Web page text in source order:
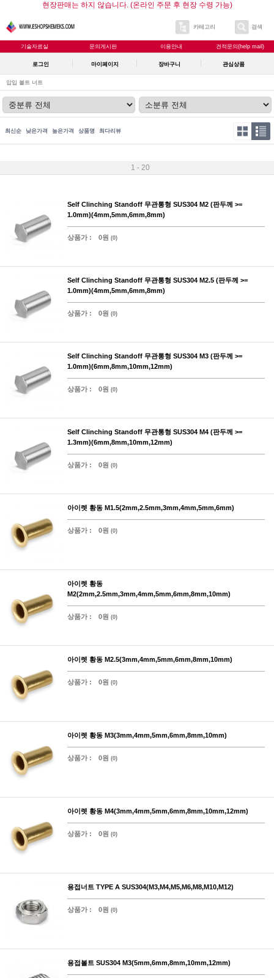
현장판매는 하지 않습니다. (온라인 주문 후 현장 수령 가능)
카테고리 검색
기술자료실 문의게시판 이용안내 견적문의(help mail)
로그인 마이페이지 장바구니 관심상품
압입 볼트 너트
최신순 낮은가격 높은가격 상품명 최다리뷰
1 - 20
Self Clinching Standoff 무관통형 SUS304 M2 (판두께 >=
1.0mm)(4mm,5mm,6mm,8mm)
상품가 : 0원 (0)
Self Clinching Standoff 무관통형 SUS304 M2.5 (판두께 >=
1.0mm)(4mm,5mm,6mm,8mm)
상품가 : 0원 (0)
Self Clinching Standoff 무관통형 SUS304 M3 (판두께 >=
1.0mm)(6mm,8mm,10mm,12mm)
상품가 : 0원 (0)
Self Clinching Standoff 무관통형 SUS304 M4 (판두께 >=
1.3mm)(6mm,8mm,10mm,12mm)
상품가 : 0원 (0)
아이렛 황동 M1.5(2mm,2.5mm,3mm,4mm,5mm,6mm)
상품가 : 0원 (0)
아이렛 황동
M2(2mm,2.5mm,3mm,4mm,5mm,6mm,8mm,10mm)
상품가 : 0원 (0)
아이렛 황동 M2.5(3mm,4mm,5mm,6mm,8mm,10mm)
상품가 : 0원 (0)
아이렛 황동 M3(3mm,4mm,5mm,6mm,8mm,10mm)
상품가 : 0원 (0)
아이렛 황동 M4(3mm,4mm,5mm,6mm,8mm,10mm,12mm)
상품가 : 0원 (0)
용접너트 TYPE A SUS304(M3,M4,M5,M6,M8,M10,M12)
상품가 : 0원 (0)
용접볼트 SUS304 M3(5mm,6mm,8mm,10mm,12mm)